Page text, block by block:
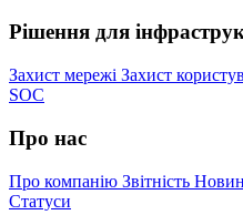
Рішення для
Захист мережі Захист
SOC
Про нас
Про компанію Звітність
Статуси